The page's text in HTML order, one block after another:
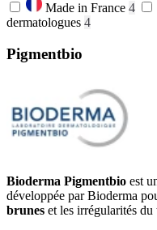
Made in France 4
dermatologues 4
Pigmentbio
Bioderma Pigmentbio est
développée par Bioderma
brunes et les irrégularités du